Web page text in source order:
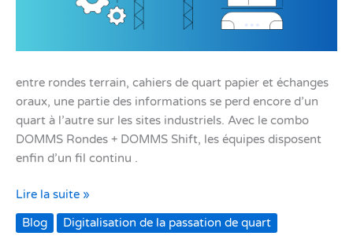
entre rondes terrain, cahiers de quart papier et échanges
oraux, une partie des informations se perd encore d’un
quart à l’autre sur les sites industriels. Avec le combo
DOMMS Rondes + DOMMS Shift, les équipes disposent
enfin d’un fil continu .
Lire la suite »
Blog Digitalisation de la passation de quart